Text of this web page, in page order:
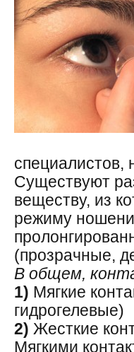
специалистов,
Существуют
веществу, из
режиму
(прозрачные,
В общем,
1) Мягкие
гидрогелевые)
2) Жесткие
Мягкими